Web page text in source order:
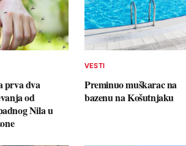
prva dva
od
Nila u
VESTI
Preminuo muškarac na
bazenu na Košutnjaku